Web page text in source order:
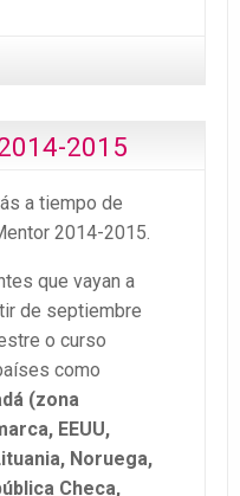
2015
a tiempo de
2014-2015.
que vayan a
de septiembre
o curso
como
(zona
EEUU,
Noruega,
Checa,